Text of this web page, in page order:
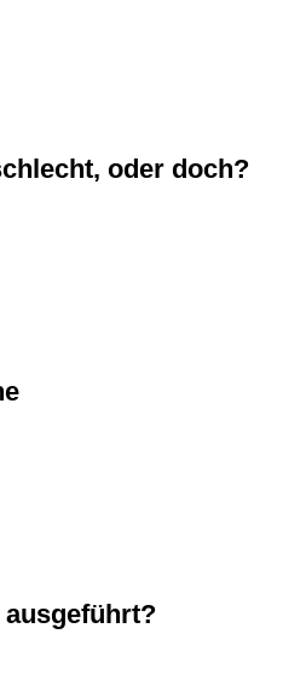
oder doch?
ausgeführt?